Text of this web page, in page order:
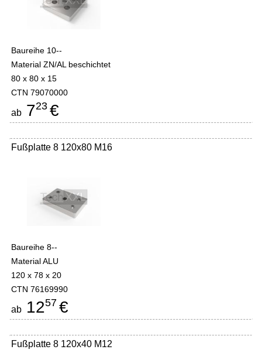
Baureihe 10--
Material ZN/AL beschichtet
80 x 80 x 15
CTN 79070000
ab 723 €
Fußplatte 8 120x80 M16
Baureihe 8--
Material ALU
120 x 78 x 20
CTN 76169990
ab 1257 €
Fußplatte 8 120x40 M12